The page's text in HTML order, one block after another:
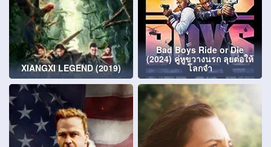
XIANGXI LEGEND (2019)
Bad Boys Ride or Die
(2024) คู่หูขวางนรก ลุยต่อให้
โลกจำ